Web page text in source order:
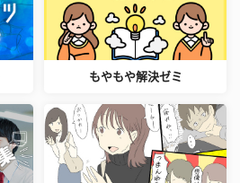
もやもや解決ゼミ